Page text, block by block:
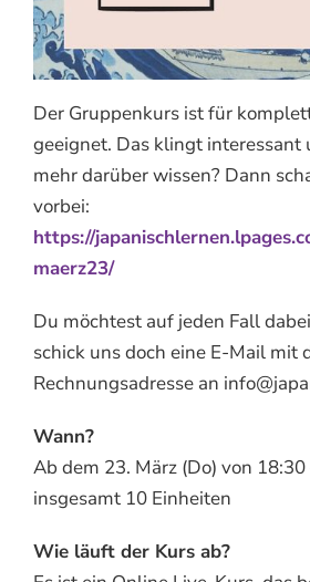
Der Gruppenkurs ist für
geeignet. Das klingt interessant
mehr darüber wissen? Dann
vorbei:
https://
maerz23/
Du möchtest auf jeden Fall
schick uns doch eine E-Mail mit
Rechnungsadresse an
Wann?
Ab dem 23. März (Do) von
insgesamt 10 Einheiten
Wie läuft der Kurs ab?